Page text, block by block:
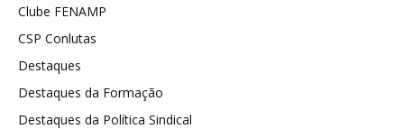
Clube FENAMP
CSP Conlutas
Destaques
Destaques da Formação
Destaques da Política Sindical